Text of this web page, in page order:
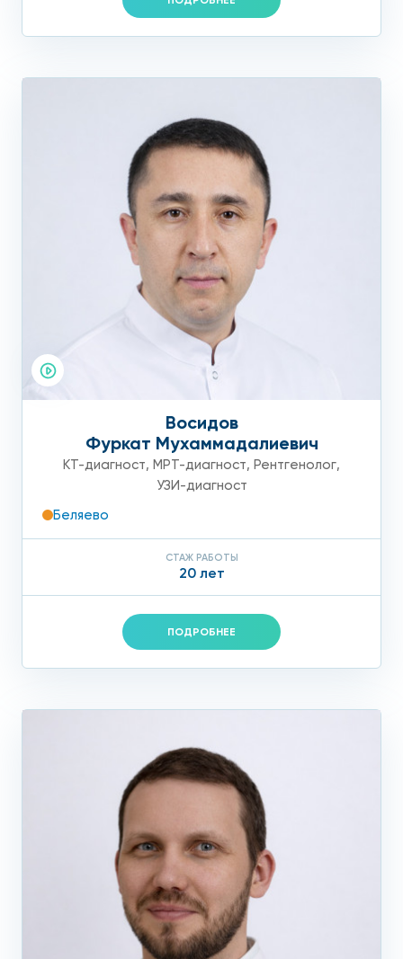
Восидов
Фуркат Мухаммадалиевич
КТ-диагност, МРТ-диагност, Рентгенолог,
УЗИ-диагност
Беляево
СТАЖ РАБОТЫ
20 лет
ПОДРОБНЕЕ